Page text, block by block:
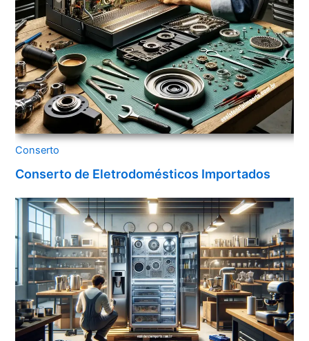
Conserto
Conserto de Eletrodomésticos Importados